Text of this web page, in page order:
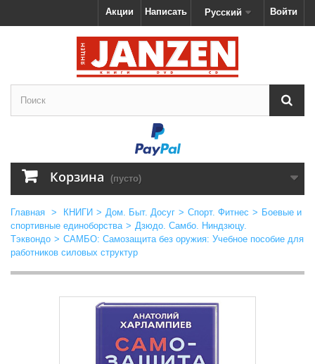
Войти
Русский
Написать
Акции
Корзина (пусто)
Главная > КНИГИ > Дом. Быт. Досуг > Спорт. Фитнес > Боевые и
спортивные единоборства > Дзюдо. Самбо. Ниндзюцу.
Тэквондо > САМБО: Самозащита без оружия: Учебное пособие для
работников силовых структур